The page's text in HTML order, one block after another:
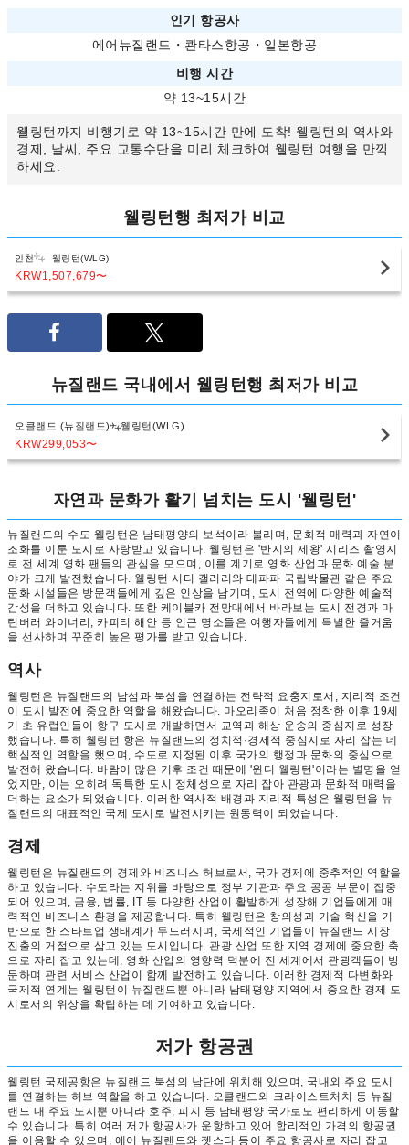
인기 항공사
에어뉴질랜드 ・ 콴타스항공 ・ 일본항공
비행 시간
약 13~15시간
웰링턴까지 비행기로 약 13~15시간 만에 도착! 웰링턴의 역사와
경제, 날씨, 주요 교통수단을 미리 체크하여 웰링턴 여행을 만끽
하세요.
웰링턴행 최저가 비교
인천 웰링턴(WLG)
KRW1,507,679〜
뉴질랜드 국내에서 웰링턴행 최저가 비교
오클랜드 (뉴질랜드) 웰링턴(WLG)
KRW299,053〜
자연과 문화가 활기 넘치는 도시 '웰링턴'
뉴질랜드의 수도 웰링턴은 남태평양의 보석이라 불리며, 문화적 매력과 자연이
조화를 이룬 도시로 사랑받고 있습니다. 웰링턴은 '반지의 제왕' 시리즈 촬영지
로 전 세계 영화 팬들의 관심을 모으며, 이를 계기로 영화 산업과 문화 예술 분
야가 크게 발전했습니다. 웰링턴 시티 갤러리와 테파파 국립박물관 같은 주요
문화 시설들은 방문객들에게 깊은 인상을 남기며, 도시 전역에 다양한 예술적
감성을 더하고 있습니다. 또한 케이블카 전망대에서 바라보는 도시 전경과 마
틴버러 와이너리, 카피티 해안 등 인근 명소들은 여행자들에게 특별한 즐거움
을 선사하며 꾸준히 높은 평가를 받고 있습니다.
역사
웰링턴은 뉴질랜드의 남섬과 북섬을 연결하는 전략적 요충지로서, 지리적 조건
이 도시 발전에 중요한 역할을 해왔습니다. 마오리족이 처음 정착한 이후 19세
기 초 유럽인들이 항구 도시로 개발하면서 교역과 해상 운송의 중심지로 성장
했습니다. 특히 웰링턴 항은 뉴질랜드의 정치적·경제적 중심지로 자리 잡는 데
핵심적인 역할을 했으며, 수도로 지정된 이후 국가의 행정과 문화의 중심으로
발전해 왔습니다. 바람이 많은 기후 조건 때문에 '윈디 웰링턴'이라는 별명을 얻
었지만, 이는 오히려 독특한 도시 정체성으로 자리 잡아 관광과 문화적 매력을
더하는 요소가 되었습니다. 이러한 역사적 배경과 지리적 특성은 웰링턴을 뉴
질랜드의 대표적인 국제 도시로 발전시키는 원동력이 되었습니다.
경제
웰링턴은 뉴질랜드의 경제와 비즈니스 허브로서, 국가 경제에 중추적인 역할을
하고 있습니다. 수도라는 지위를 바탕으로 정부 기관과 주요 공공 부문이 집중
되어 있으며, 금융, 법률, IT 등 다양한 산업이 활발하게 성장해 기업들에게 매
력적인 비즈니스 환경을 제공합니다. 특히 웰링턴은 창의성과 기술 혁신을 기
반으로 한 스타트업 생태계가 두드러지며, 국제적인 기업들이 뉴질랜드 시장
진출의 거점으로 삼고 있는 도시입니다. 관광 산업 또한 지역 경제에 중요한 축
으로 자리 잡고 있는데, 영화 산업의 영향력 덕분에 전 세계에서 관광객들이 방
문하며 관련 서비스 산업이 함께 발전하고 있습니다. 이러한 경제적 다변화와
국제적 연계는 웰링턴이 뉴질랜드뿐 아니라 남태평양 지역에서 중요한 경제 도
시로서의 위상을 확립하는 데 기여하고 있습니다.
저가 항공권
웰링턴 국제공항은 뉴질랜드 북섬의 남단에 위치해 있으며, 국내외 주요 도시
를 연결하는 허브 역할을 하고 있습니다. 오클랜드와 크라이스트처치 등 뉴질
랜드 내 주요 도시뿐 아니라 호주, 피지 등 남태평양 국가로도 편리하게 이동할
수 있습니다. 특히 여러 저가 항공사가 운항하고 있어 합리적인 가격의 항공권
을 이용할 수 있으며, 에어 뉴질랜드와 젯스타 등이 주요 항공사로 자리 잡고